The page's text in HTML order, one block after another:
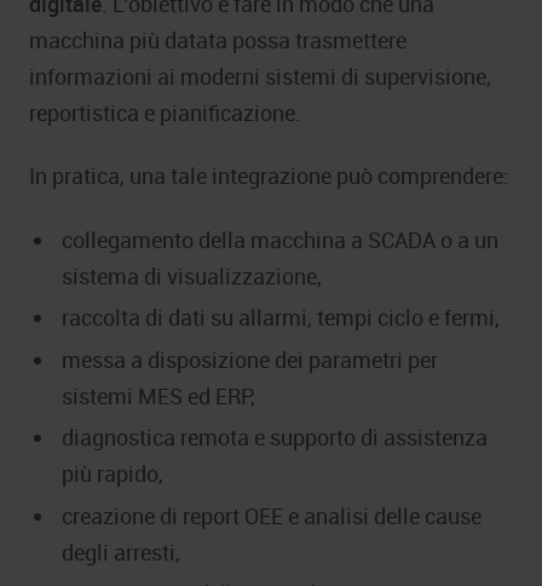
macchina più datata possa trasmettere
informazioni ai moderni sistemi di supervisione,
reportistica e pianificazione.
In pratica, una tale integrazione può comprendere:
collegamento della macchina a SCADA o a un
sistema di visualizzazione,
raccolta di dati su allarmi, tempi ciclo e fermi,
messa a disposizione dei parametri per
sistemi MES ed ERP,
diagnostica remota e supporto di assistenza
più rapido,
creazione di report OEE e analisi delle cause
degli arresti,